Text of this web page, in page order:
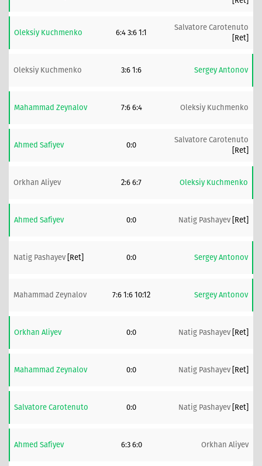
Oleksiy Kuchmenko 6:4 3:6 1:1
Salvatore Carotenuto
[ret]
Oleksiy Kuchmenko 3:6 1:6 Sergey Antonov
Mahammad Zeynalov 7:6 6:4 Oleksiy Kuchmenko
Ahmed Safiyev 0:0
Salvatore Carotenuto
[ret]
Orkhan Aliyev 2:6 6:7 Oleksiy Kuchmenko
Ahmed Safiyev 0:0 Natig Pashayev [ret]
Natig Pashayev [ret] 0:0 Sergey Antonov
Mahammad Zeynalov 7:6 1:6 10:12 Sergey Antonov
Orkhan Aliyev 0:0 Natig Pashayev [ret]
Mahammad Zeynalov 0:0 Natig Pashayev [ret]
Salvatore Carotenuto 0:0 Natig Pashayev [ret]
Ahmed Safiyev 6:3 6:0 Orkhan Aliyev